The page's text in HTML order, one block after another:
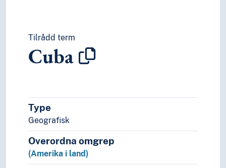
Tilrådd term
Cuba
Type
Geografisk
Overordna omgrep
(Amerika i land)